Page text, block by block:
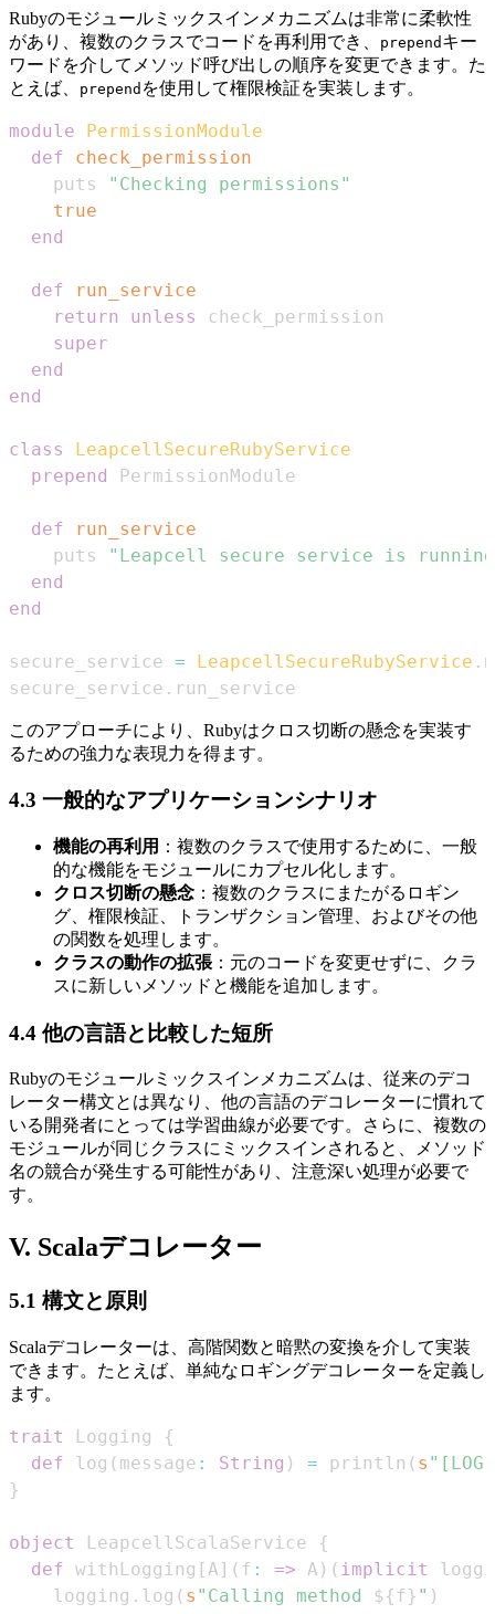
Rubyのモジュールミックスインメカニズムは非常に柔軟性
があり、複数のクラスでコードを再利用でき、
prepend キー
ワードを介してメソッド呼び出しの順序を変更できます。た
とえば、
prepend を使用して権限検証を実装します。
module
PermissionModule
def
check_permission
    puts
"Checking permissions"
true
end
def
run_service
return
unless
super
end
end
class
LeapcellSecureRubyService
prepend
def
run_service
    puts
"Leapcell secure service is
end
end
secure_service = LeapcellSecureRubyService .
secure_service . run_service
このアプローチにより、Rubyはクロス切断の懸念を実装す
るための強力な表現力を得ます。
4.3 一般的なアプリケーションシナリオ
機能の再利用 ：複数のクラスで使用するために、一般
的な機能をモジュールにカプセル化します。
クロス切断の懸念 ：複数のクラスにまたがるロギン
グ、権限検証、トランザクション管理、およびその他
の関数を処理します。
クラスの動作の拡張 ：元のコードを変更せずに、クラ
スに新しいメソッドと機能を追加します。
4.4 他の言語と比較した短所
Rubyのモジュールミックスインメカニズムは、従来のデコ
レーター構文とは異なり、他の言語のデコレーターに慣れて
いる開発者にとっては学習曲線が必要です。さらに、複数の
モジュールが同じクラスにミックスインされると、メソッド
名の競合が発生する可能性があり、注意深い処理が必要で
す。
V. Scalaデコレーター
5.1 構文と原則
Scalaデコレーターは、高階関数と暗黙の変換を介して実装
できます。たとえば、単純なロギングデコレーターを定義し
ます。
trait Logging
{
def log ( message : String ) = println ( s
}
object LeapcellScalaService
{
def withLogging [A ] ( f : => A ) ( implicit
    logging
. log ( s "Calling method ${f } " )